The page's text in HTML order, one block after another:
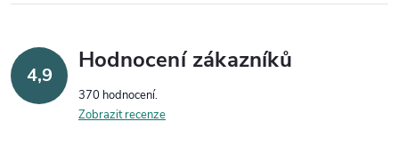
4,9
Hodnocení zákazníků
370 hodnocení
Zobrazit recenze